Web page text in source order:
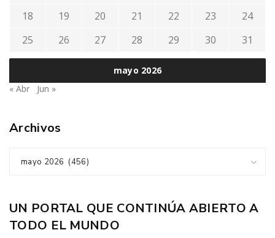
mayo 2026
18
19 20 21 22 23
24
25
26 27 28 29 30 31
« Abr Jun »
Archivos
mayo 2026 (456)
UN PORTAL QUE CONTINÚA ABIERTO A
TODO EL MUNDO